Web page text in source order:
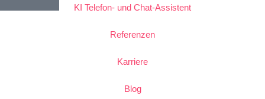
KI Telefon- und Chat-Assistent
Referenzen
Karriere
Blog